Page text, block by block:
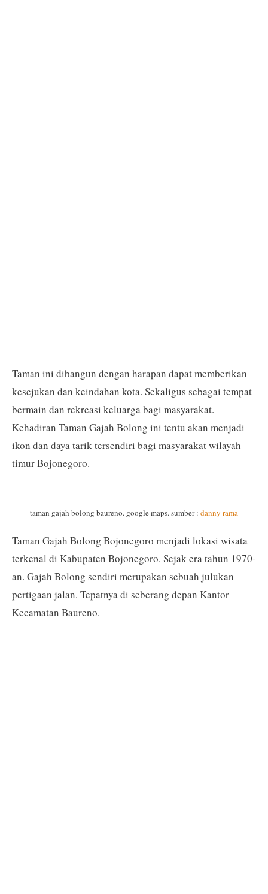
Taman ini dibangun dengan harapan dapat memberikan
kesejukan dan keindahan kota. Sekaligus sebagai tempat
bermain dan rekreasi keluarga bagi masyarakat.
Kehadiran Taman Gajah Bolong ini tentu akan menjadi
ikon dan daya tarik tersendiri bagi masyarakat wilayah
timur Bojonegoro.
taman gajah bolong baureno. google maps. sumber : danny rama
Taman Gajah Bolong Bojonegoro menjadi lokasi wisata
terkenal di Kabupaten Bojonegoro. Sejak era tahun 1970-
an. Gajah Bolong sendiri merupakan sebuah julukan
pertigaan jalan. Tepatnya di seberang depan Kantor
Kecamatan Baureno.